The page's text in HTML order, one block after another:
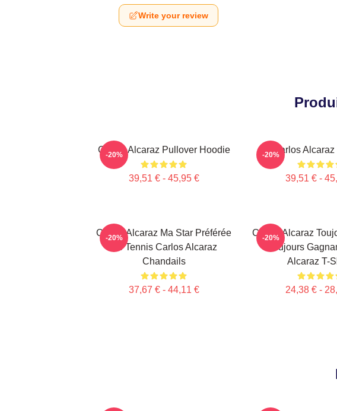
Write your review
Carlos Alcaraz Pullover Hoodie
39,51 € - 45,95 €
-20% Carlos
39,51 € -
-20%
Carlos Alcaraz Ma Star Préférée
De Tennis Carlos Alcaraz
Chandails
37,67 € - 44,11 €
-20%
Carlos Alcaraz
Toujours
Alcaraz T-
24,38 € -
-20%